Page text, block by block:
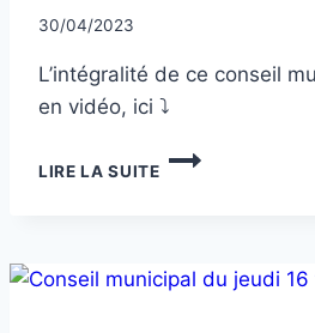
Par
30/04/2023
L’intégralité de ce conseil
en vidéo, ici ⤵
LIRE LA SUITE
CONSEIL
MUNICIPAL
AVRIL